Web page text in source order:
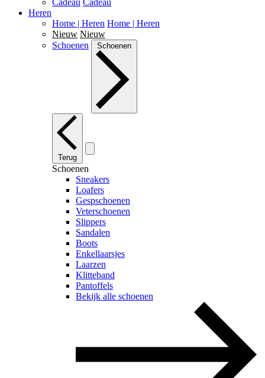
Cadeau Cadeau
Heren
Home | Heren Home | Heren
Nieuw Nieuw
Schoenen
Schoenen
Terug
Schoenen
Sneakers
Loafers
Gespschoenen
Veterschoenen
Slippers
Sandalen
Boots
Enkellaarsjes
Laarzen
Klitteband
Pantoffels
Bekijk alle schoenen